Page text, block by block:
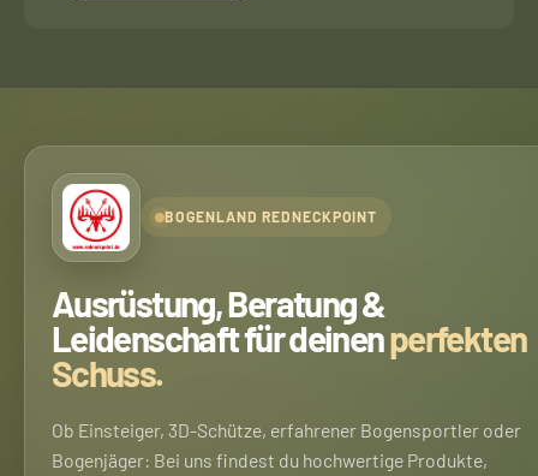
BOGENLAND REDNECKPOINT
Ausrüstung, Beratung &
Leidenschaft für deinenperfekten
Schuss.
Ob Einsteiger, 3D-Schütze, erfahrener Bogensportler oder
Bogenjäger: Bei uns findest du hochwertige Produkte,